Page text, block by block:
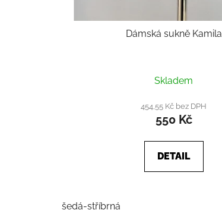
Dámská sukně Kamila
Skladem
454,55 Kč bez DPH
550 Kč
DETAIL
šedá-stříbrná